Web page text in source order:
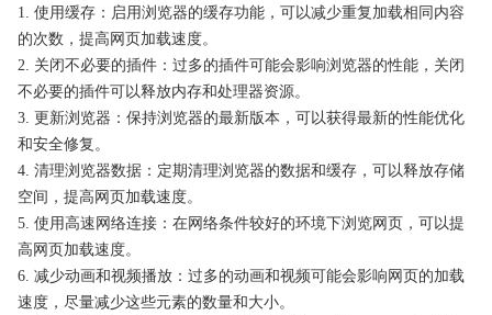
1. 使用缓存：启用浏览器的缓存功能，可以减少重复加载相同内容
的次数，提高网页加载速度。
2. 关闭不必要的插件：过多的插件可能会影响浏览器的性能，关闭
不必要的插件可以释放内存和处理器资源。
3. 更新浏览器：保持浏览器的最新版本，可以获得最新的性能优化
和安全修复。
4. 清理浏览器数据：定期清理浏览器的数据和缓存，可以释放存储
空间，提高网页加载速度。
5. 使用高速网络连接：在网络条件较好的环境下浏览网页，可以提
高网页加载速度。
6. 减少动画和视频播放：过多的动画和视频可能会影响网页的加载
速度，尽量减少这些元素的数量和大小。